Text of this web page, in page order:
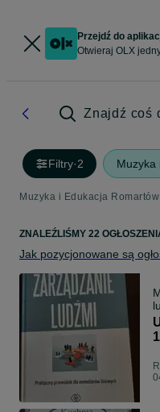
Przejdź do
Otwieraj OLX
Znajdź coś
Filtry·2 Muzyka
Muzyka i Edukacja Romartów
ZNALEŹLIŚMY 22
Jak pozycjonowane są